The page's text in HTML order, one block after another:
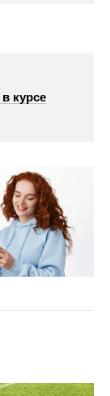
курсе